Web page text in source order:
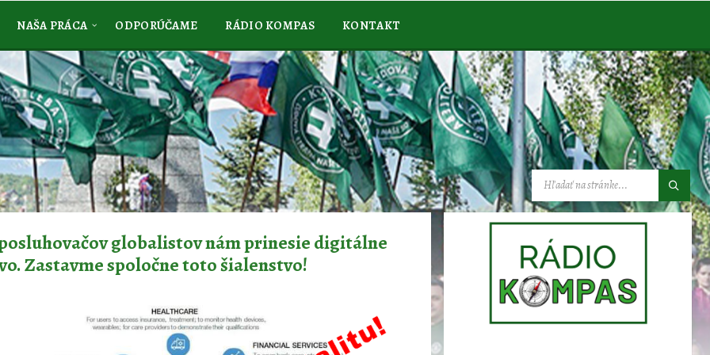
NAŠA PRÁCA ODPORÚČAME RÁDIO KOMPAS KONTAKT
VYHĽADÁVANIE:
globalistov nám prinesie digitálne
Zastavme spoločne toto šialenstvo!